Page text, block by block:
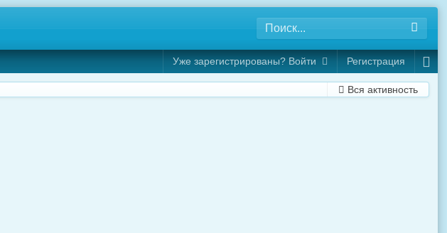
Уже зарегистрированы? Войти Регистрация
Вся активность